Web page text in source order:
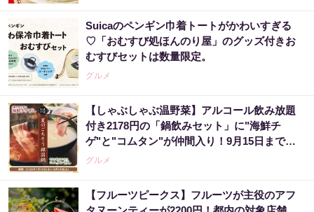
Suicaのペンギン巾着トートがかわいすぎる
♡「おむすび処ほんのり屋」のグッズ付きお
むすびセットは数量限定。
グルメ
【しゃぶしゃぶ温野菜】アルコール飲み放題
付き2178円の「鍋飲みセット」に"海鮮チ
ゲ"と"コムタン"が仲間入り！9月15日までの
夏限定。
グルメ
【フルーツピークス】フルーツが主役のアフ